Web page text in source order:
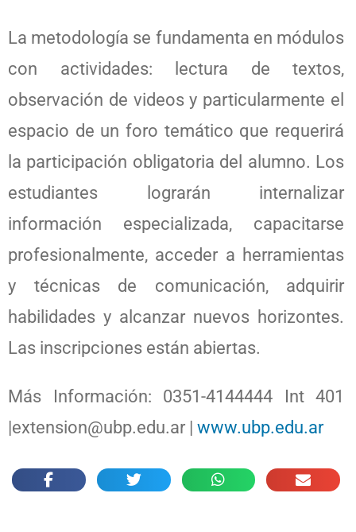
La metodología se fundamenta en módulos
con actividades: lectura de textos,
observación de videos y particularmente el
espacio de un foro temático que requerirá
la participación obligatoria del alumno. Los
estudiantes lograrán internalizar
información especializada, capacitarse
profesionalmente, acceder a herramientas
y técnicas de comunicación, adquirir
habilidades y alcanzar nuevos horizontes.
Las inscripciones están abiertas.
Más Información: 0351-4144444 Int 401
|extension@ubp.edu.ar | www.ubp.edu.ar